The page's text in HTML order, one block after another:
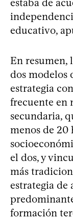
estaba de
educativo,
En resumen,
dos modelos
estrategia
frecuente en
secundaria,
menos de 20
el dos, y
más
estrategia
formación